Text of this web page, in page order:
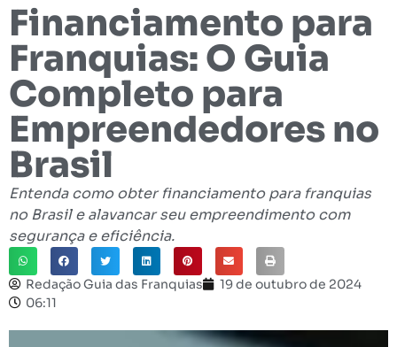
Financiamento para
Franquias: O Guia
Completo para
Empreendedores no
Brasil
Entenda como obter financiamento para franquias
no Brasil e alavancar seu empreendimento com
segurança e eficiência.
Redação Guia das Franquias
19 de outubro de 2024
06:11